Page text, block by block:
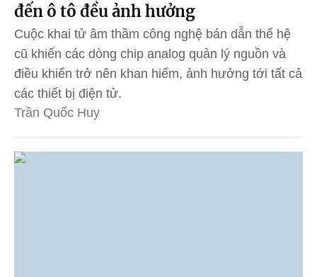
đến ô tô đều ảnh hưởng
Cuộc khai tử âm thầm công nghệ bán dẫn thế hệ
cũ khiến các dòng chip analog quản lý nguồn và
điều khiển trở nên khan hiếm, ảnh hưởng tới tất cả
các thiết bị điện tử.
Trần Quốc Huy